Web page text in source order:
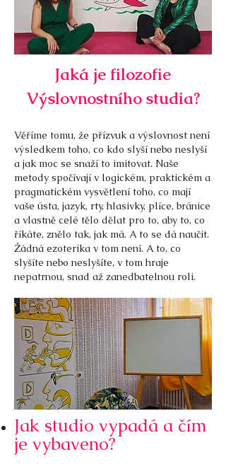
Jaká je filozofie
Výslovnostního studia?
Věříme tomu, že přízvuk a výslovnost není
výsledkem toho, co kdo slyší nebo neslyší
a jak moc se snaží to imitovat. Naše
metody spočívají v logickém, praktickém a
pragmatickém vysvětlení toho, co mají
vaše ústa, jazyk, rty, hlasivky, plíce, bránice
a vlastně celé tělo dělat pro to, aby to, co
říkáte, znělo tak, jak má. A to se dá naučit.
Žádná ezoterika v tom není. A to, co
slyšíte nebo neslyšíte, v tom hraje
nepatrnou, snad až zanedbatelnou roli.
Jak studio vypadá a čím
je vybaveno?